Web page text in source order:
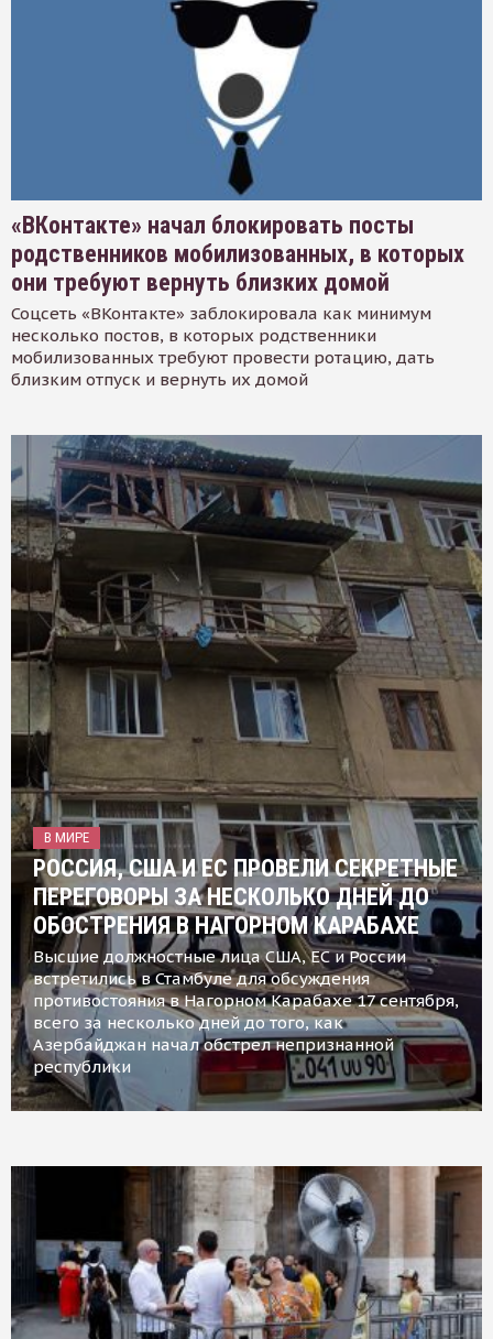
«ВКонтакте» начал блокировать посты
родственников мобилизованных, в которых
они требуют вернуть близких домой
Соцсеть «ВКонтакте» заблокировала как минимум
несколько постов, в которых родственники
мобилизованных требуют провести ротацию, дать
близким отпуск и вернуть их домой
В МИРЕ
РОССИЯ, США И ЕС ПРОВЕЛИ СЕКРЕТНЫЕ
ПЕРЕГОВОРЫ ЗА НЕСКОЛЬКО ДНЕЙ ДО
ОБОСТРЕНИЯ В НАГОРНОМ КАРАБАХЕ
Высшие должностные лица США, ЕС и России
встретились в Стамбуле для обсуждения
противостояния в Нагорном Карабахе 17 сентября,
всего за несколько дней до того, как
Азербайджан начал обстрел непризнанной
республики